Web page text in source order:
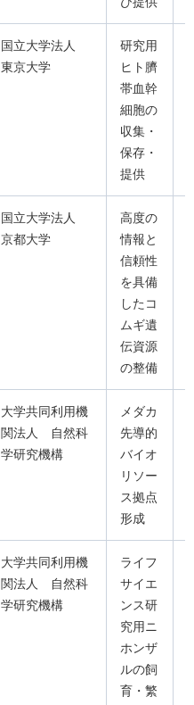
国立大学法人
東京大学
研究用
ヒト臍
帯血幹
細胞の
収集・
保存・
提供
国立大学法人
京都大学
高度の
情報と
信頼性
を具備
したコ
ムギ遺
伝資源
の整備
大学共同利用機
関法人 自然科
学研究機構
メダカ
先導的
バイオ
リソー
ス拠点
形成
大学共同利用機
関法人 自然科
学研究機構
ライフ
サイエ
ンス研
究用ニ
ホンザ
ルの飼
育・繁